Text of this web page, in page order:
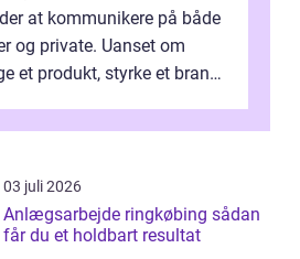
at kommunikere på både
og private. Uanset om
et produkt, styrke et brand,
03 juli 2026
Anlægsarbejde ringkøbing sådan
får du et holdbart resultat